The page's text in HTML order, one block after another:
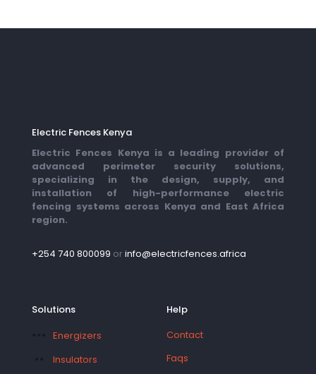
Electric Fences Kenya
Electric Fences Kenya is a leading provider of
advanced perimeter security solutions,
specializing in the design, supply, and
installation of high-performance electric
fencing systems across Kenya and East Africa
region.
+254 740 800099 orinfo@electricfences.africa
Solutions
Energizers
Insulators
Help
Contact
Faqs